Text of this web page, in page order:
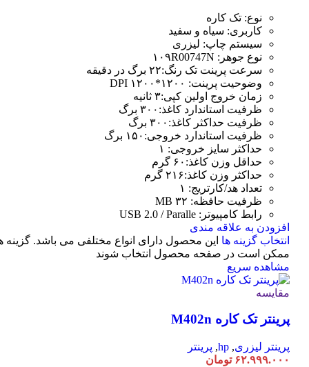
نوع: تک کاره
کاربری: سیاه و سفید
سیستم چاپ: لیزری
نوع جوهر: ۱۰۹R00747N
سرعت پرینت تک رنگ:۲۲ برگ در دقیقه
وضوحیت پرینت: ۱۲۰۰*۱۲۰۰ DPI
زمان خروج اولین کپی:۳ ثانیه
ظرفیت استاندارد کاغذ:۳۰۰ برگ
ظرفیت حداکثر کاغذ:۳۰۰ برگ
ظرفیت استاندارد خروجی:۱۵۰ برگ
حداکثر سایز خروجی: ۱
حداقل وزن کاغذ:۶۰ گرم
حداکثر وزن کاغذ:۲۱۶ گرم
تعداد هد/کارتریج: ۱
ظرفیت حافظه: ۳۲ MB
رابط کامپیوتر: USB 2.0 / Paralle
افزودن به علاقه مندی
انتخاب گزینه ها این محصول دارای انواع مختلفی می باشد. گزینه
ممکن است در صفحه محصول انتخاب شوند
مشاهده سریع
مقایسه
پرینتر تک کاره M402n
پرینتر لیزری,
hp
, پرینتر
۶۲.۹۹۹.۰۰۰ تومان